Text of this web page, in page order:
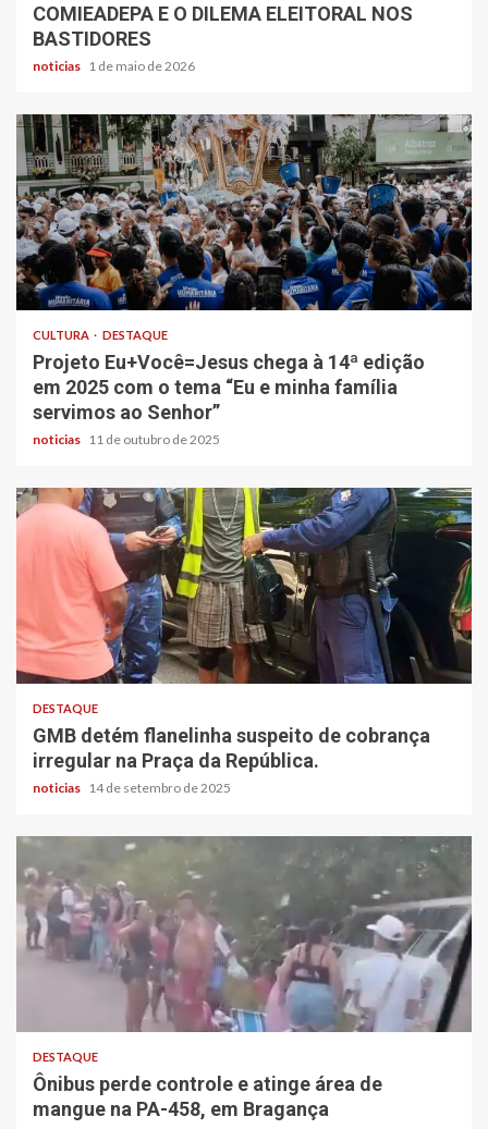
COMIEADEPA E O DILEMA ELEITORAL NOS
BASTIDORES
noticias 1 de maio de 2026
CULTURA DESTAQUE
Projeto Eu+Você=Jesus chega à 14ª edição
em 2025 com o tema “Eu e minha família
servimos ao Senhor”
noticias 11 de outubro de 2025
DESTAQUE
GMB detém flanelinha suspeito de cobrança
irregular na Praça da República.
noticias 14 de setembro de 2025
DESTAQUE
Ônibus perde controle e atinge área de
mangue na PA-458, em Bragança